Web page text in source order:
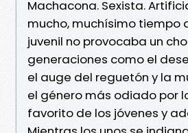
Machacona. Sexista.
mucho, muchísimo tiempo
juvenil no provocaba un
generaciones como el
el auge del reguetón y la
el género más odiado por
favorito de los jóvenes y